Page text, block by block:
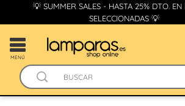
💡 SUMMER SALES - HASTA 25% DTO. EN
SELECCIONADAS 💡
MENÚ